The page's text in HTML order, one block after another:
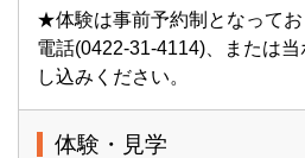
★体験は事前予約制となってお
電話(0422-31-4114)、または
し込みください。
体験・見学